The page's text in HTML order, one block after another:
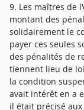
9. Les maîtres de
montant des
solidairement le
payer ces seules
des pénalités de
tiennent lieu de
la condition
avait intérêt en a
il était précisé